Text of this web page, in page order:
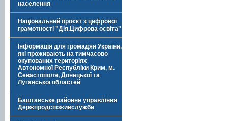
населення
Національний проєкт з цифрової
грамотності "Дія.Цифрова освіта"
Інформація для громадян України,
які проживають на тимчасово
окупованих територіях
Автономної Республіки Крим, м.
Севастополя, Донецької та
Луганської областей
Баштанське районне управління
Держпродспоживслужби